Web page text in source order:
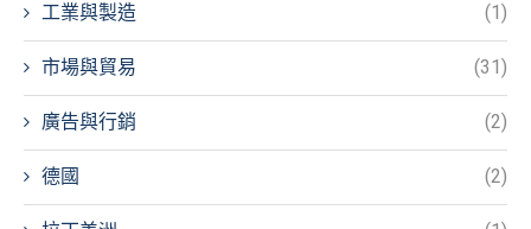
工業與製造 (1)
市場與貿易 (31)
廣告與行銷 (2)
德國 (2)